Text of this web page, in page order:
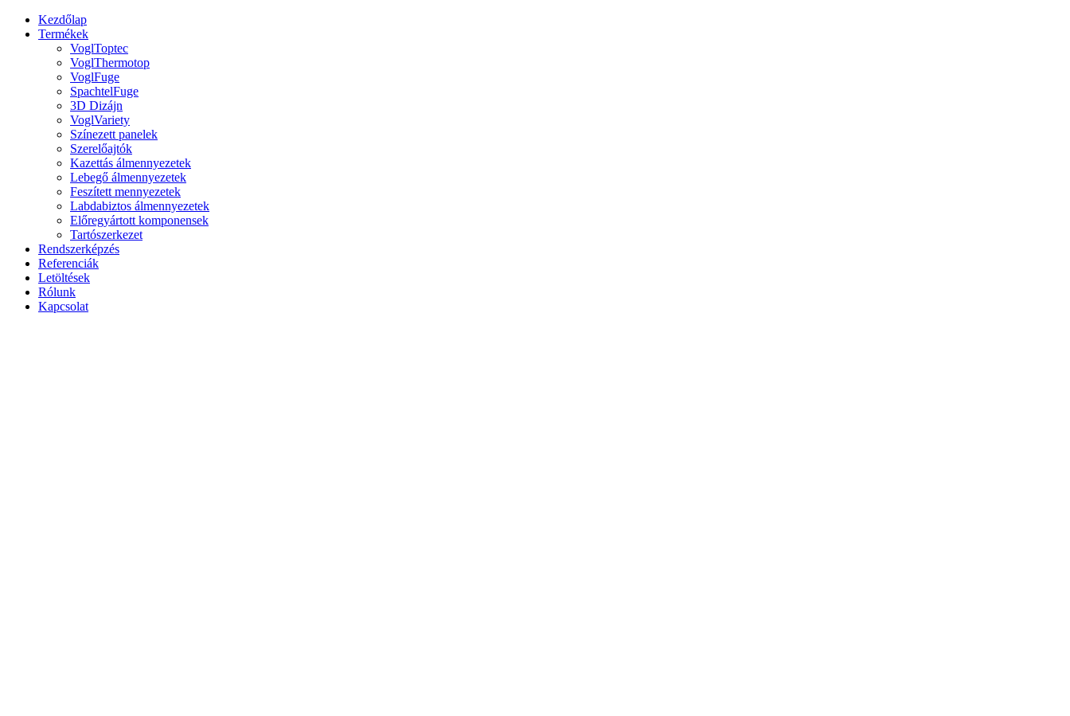
Kezdőlap
Termékek
VoglToptec
VoglThermotop
VoglFuge
SpachtelFuge
3D Dizájn
VoglVariety
Színezett panelek
Szerelőajtók
Kazettás álmennyezetek
Lebegő álmennyezetek
Feszített mennyezetek
Labdabiztos álmennyezetek
Előregyártott komponensek
Tartószerkezet
Rendszerképzés
Referenciák
Letöltések
Rólunk
Kapcsolat